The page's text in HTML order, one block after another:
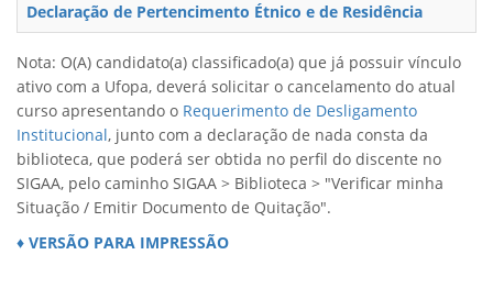
Declaração de Pertencimento Étnico e de Residência
Nota: O(A) candidato(a) classificado(a) que já possuir vínculo
ativo com a Ufopa, deverá solicitar o cancelamento do atual
curso apresentando o Requerimento de Desligamento
Institucional, junto com a declaração de nada consta da
biblioteca, que poderá ser obtida no perfil do discente no
SIGAA, pelo caminho SIGAA > Biblioteca > "Verificar minha
Situação / Emitir Documento de Quitação".
♦ VERSÃO PARA IMPRESSÃO